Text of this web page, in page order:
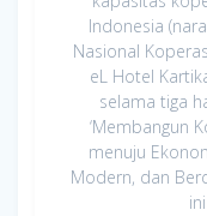
Indonesia
Nasional
eL Hotel
selama tiga
‘Membangun
menuju
Modern, dan